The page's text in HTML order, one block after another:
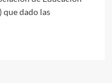
dado las